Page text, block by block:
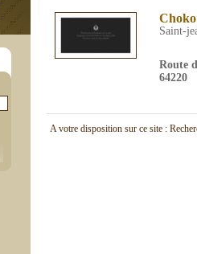
Saint-
Route
64220
A votre disposition sur ce site :